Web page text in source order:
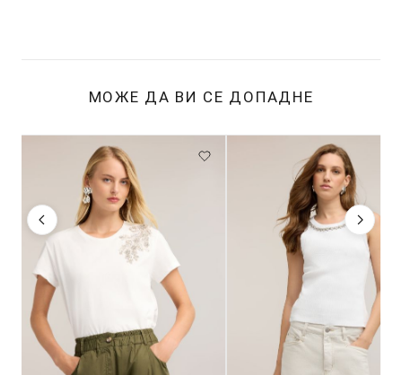
МОЖЕ ДА ВИ СЕ ДОПАДНЕ